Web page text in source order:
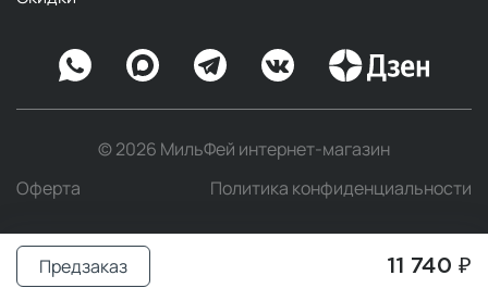
Предзаказ 11 740 ₽
© 2026 МильФей интернет-магазин
Оферта
Политика конфиденциальности